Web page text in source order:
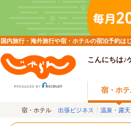
国内旅行・海外旅行や宿・ホテルの宿泊予約
こんにちは♪
宿・ホテ
宿・ホテル 出張ビジネス 温泉・露天